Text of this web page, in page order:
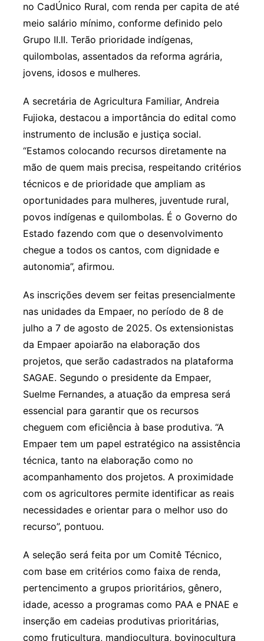
no CadÚnico Rural, com renda per capita de até
meio salário mínimo, conforme definido pelo
Grupo II.II. Terão prioridade indígenas,
quilombolas, assentados da reforma agrária,
jovens, idosos e mulheres.
A secretária de Agricultura Familiar, Andreia
Fujioka, destacou a importância do edital como
instrumento de inclusão e justiça social.
“Estamos colocando recursos diretamente na
mão de quem mais precisa, respeitando critérios
técnicos e de prioridade que ampliam as
oportunidades para mulheres, juventude rural,
povos indígenas e quilombolas. É o Governo do
Estado fazendo com que o desenvolvimento
chegue a todos os cantos, com dignidade e
autonomia”, afirmou.
As inscrições devem ser feitas presencialmente
nas unidades da Empaer, no período de 8 de
julho a 7 de agosto de 2025. Os extensionistas
da Empaer apoiarão na elaboração dos
projetos, que serão cadastrados na plataforma
SAGAE. Segundo o presidente da Empaer,
Suelme Fernandes, a atuação da empresa será
essencial para garantir que os recursos
cheguem com eficiência à base produtiva. “A
Empaer tem um papel estratégico na assistência
técnica, tanto na elaboração como no
acompanhamento dos projetos. A proximidade
com os agricultores permite identificar as reais
necessidades e orientar para o melhor uso do
recurso”, pontuou.
A seleção será feita por um Comitê Técnico,
com base em critérios como faixa de renda,
pertencimento a grupos prioritários, gênero,
idade, acesso a programas como PAA e PNAE e
inserção em cadeias produtivas prioritárias,
como fruticultura, mandiocultura, bovinocultura